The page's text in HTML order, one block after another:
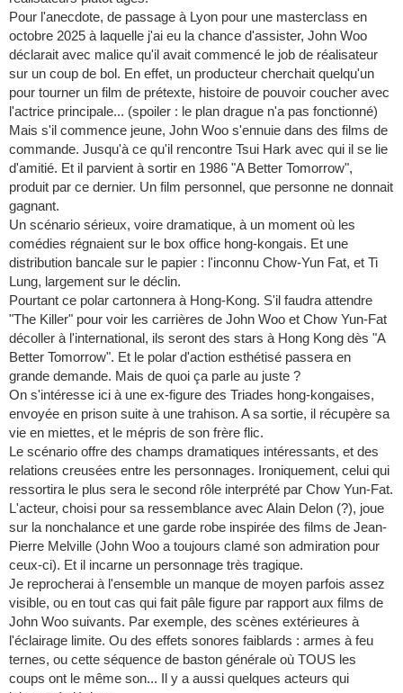
Pour l'anecdote, de passage à Lyon pour une masterclass en
octobre 2025 à laquelle j'ai eu la chance d'assister, John Woo
déclarait avec malice qu'il avait commencé le job de réalisateur
sur un coup de bol. En effet, un producteur cherchait quelqu'un
pour tourner un film de prétexte, histoire de pouvoir coucher avec
l'actrice principale... (spoiler : le plan drague n'a pas fonctionné)
Mais s'il commence jeune, John Woo s'ennuie dans des films de
commande. Jusqu'à ce qu'il rencontre Tsui Hark avec qui il se lie
d'amitié. Et il parvient à sortir en 1986 "A Better Tomorrow",
produit par ce dernier. Un film personnel, que personne ne donnait
gagnant.
Un scénario sérieux, voire dramatique, à un moment où les
comédies régnaient sur le box office hong-kongais. Et une
distribution bancale sur le papier : l'inconnu Chow-Yun Fat, et Ti
Lung, largement sur le déclin.
Pourtant ce polar cartonnera à Hong-Kong. S'il faudra attendre
"The Killer" pour voir les carrières de John Woo et Chow Yun-Fat
décoller à l'international, ils seront des stars à Hong Kong dès "A
Better Tomorrow". Et le polar d'action esthétisé passera en
grande demande. Mais de quoi ça parle au juste ?
On s'intéresse ici à une ex-figure des Triades hong-kongaises,
envoyée en prison suite à une trahison. A sa sortie, il récupère sa
vie en miettes, et le mépris de son frère flic.
Le scénario offre des champs dramatiques intéressants, et des
relations creusées entre les personnages. Ironiquement, celui qui
ressortira le plus sera le second rôle interprété par Chow Yun-Fat.
L'acteur, choisi pour sa ressemblance avec Alain Delon (?), joue
sur la nonchalance et une garde robe inspirée des films de Jean-
Pierre Melville (John Woo a toujours clamé son admiration pour
ceux-ci). Et il incarne un personnage très tragique.
Je reprocherai à l'ensemble un manque de moyen parfois assez
visible, ou en tout cas qui fait pâle figure par rapport aux films de
John Woo suivants. Par exemple, des scènes extérieures à
l'éclairage limite. Ou des effets sonores faiblards : armes à feu
ternes, ou cette séquence de baston générale où TOUS les
coups ont le même son... Il y a aussi quelques acteurs qui